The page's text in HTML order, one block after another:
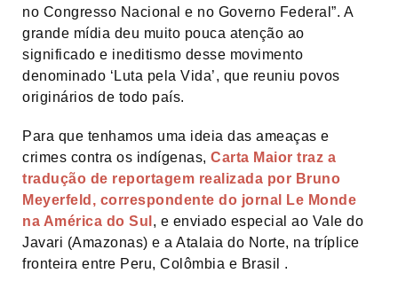
no Congresso Nacional e no Governo Federal”. A
grande mídia deu muito pouca atenção ao
significado e ineditismo desse movimento
denominado ‘Luta pela Vida’, que reuniu povos
originários de todo país.
Para que tenhamos uma ideia das ameaças e
crimes contra os indígenas, Carta Maior traz a
tradução de reportagem realizada por Bruno
Meyerfeld, correspondente do jornal Le Monde
na América do Sul , e enviado especial ao Vale do
Javari (Amazonas) e a Atalaia do Norte, na tríplice
fronteira entre Peru, Colômbia e Brasil .